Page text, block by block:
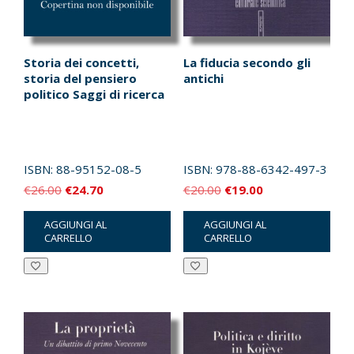
Storia dei concetti,
storia del pensiero
politico Saggi di ricerca
ISBN: 88-95152-08-5
€26.00 Il
prezzo
originale
era:
€24.70Il
prezzo
attuale
è:
AGGIUNGI AL
CARRELLO
La fiducia secondo gli
antichi
ISBN: 978-88-6342-497-3
€20.00 Il
prezzo
originale
era:
€19.00Il
prezzo
attuale
è:
AGGIUNGI AL
CARRELLO